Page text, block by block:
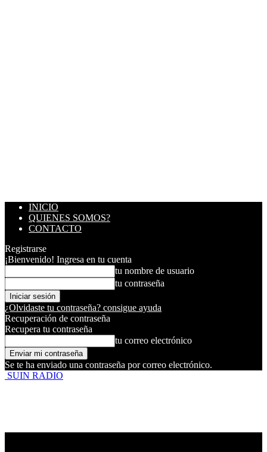
INICIO
QUIENES SOMOS?
CONTACTO
Registrarse
¡Bienvenido! Ingresa en tu cuenta
tu nombre de usuario
tu contraseña
¿Olvidaste tu contraseña? consigue ayuda
Recuperación de contraseña
Recupera tu contraseña
tu correo electrónico
Se te ha enviado una contraseña por correo electrónico.
SUIN RADIO